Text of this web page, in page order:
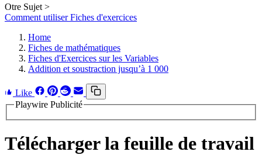
Otre Sujet >
Comment utiliser Fiches d'exercices
Home
Fiches de mathématiques
Fiches d'Exercices sur les Variables
Addition et soustraction jusqu’à 1 000
Like
Playwire Publicité
Télécharger la feuille de travail